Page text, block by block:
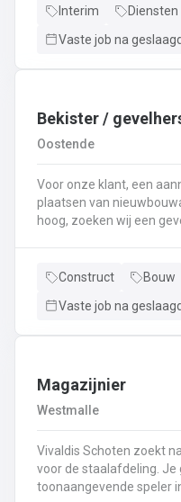
Dan ben jij de persoon
Interim Diensten
Vaste job na
Bekister /
Oostende
Voor onze klant, een
plaatsen van
hoog, zoeken wij een
collegas. Je zal
gevel;Opnieuw voegen
wapening en voorzien
2de natuur en heeft
Construct Bouw
Vaste job na
Magazijnier
Westmalle
Vivaldis Schoten zoekt
voor de staalafdeling. Je
toonaangevende speler